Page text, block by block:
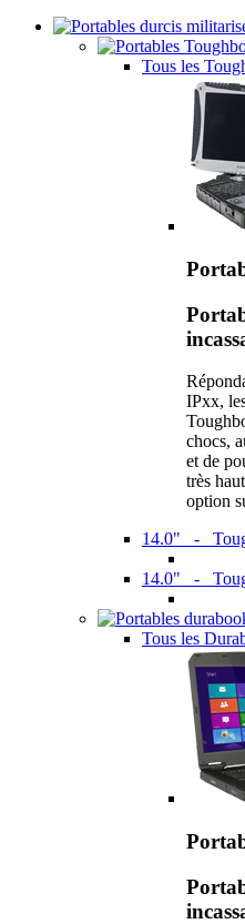
Tous les
IPxx,
chocs,
et de
très
option
14.0" -
14.0" -
Tous les